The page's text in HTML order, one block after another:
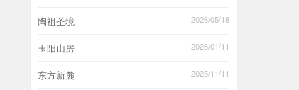
陶祖圣境 2026/05/18
玉阳山房 2026/01/11
东方新麓 2025/11/11